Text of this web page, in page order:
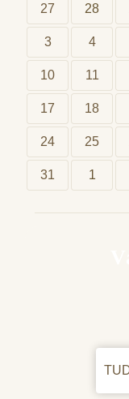
27 28
3 4
10 11
17 18
24 25
31 1